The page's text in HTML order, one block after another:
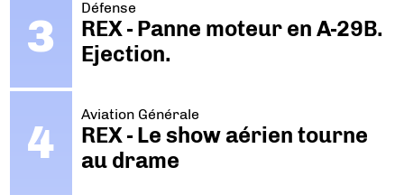
Défense
REX - Panne moteur en A-29B.
Ejection.
Aviation Générale
REX - Le show aérien tourne
au drame